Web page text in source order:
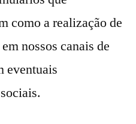
como a realização de
nossos canais de
eventuais